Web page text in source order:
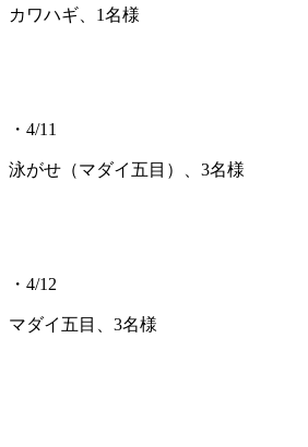
カワハギ、1名様
・4/11
泳がせ（マダイ五目）、3名様
・4/12
マダイ五目、3名様